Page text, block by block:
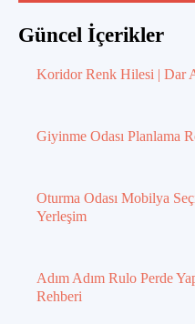
Güncel İçerikler
Koridor Renk Hilesi | Dar
Giyinme Odası Planlama
Oturma Odası Mobilya
Yerleşim
Adım Adım Rulo Perde
Rehberi